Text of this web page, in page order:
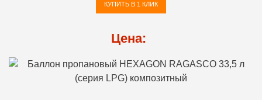
КУПИТЬ В 1 КЛИК
Цена: